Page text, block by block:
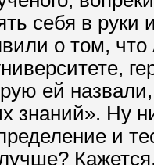
себя в руки
о том,
ей
знаний». Ну
и